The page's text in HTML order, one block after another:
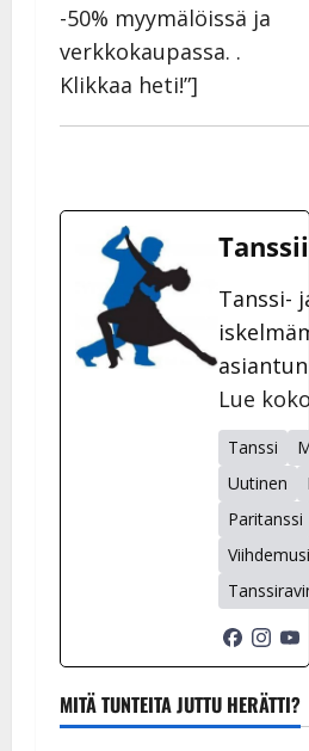
-50% myymälöissä ja
verkkokaupassa. .
Klikkaa heti!”]
Tanssi-
Lue
Tanssi
Uutinen
Paritanssi
MITÄ TUNTEITA JUTTU HERÄTTI?